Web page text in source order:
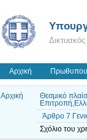
Αρχική
Αρχική
Θεσμικό
Άρθρο 7
Σχόλιο του